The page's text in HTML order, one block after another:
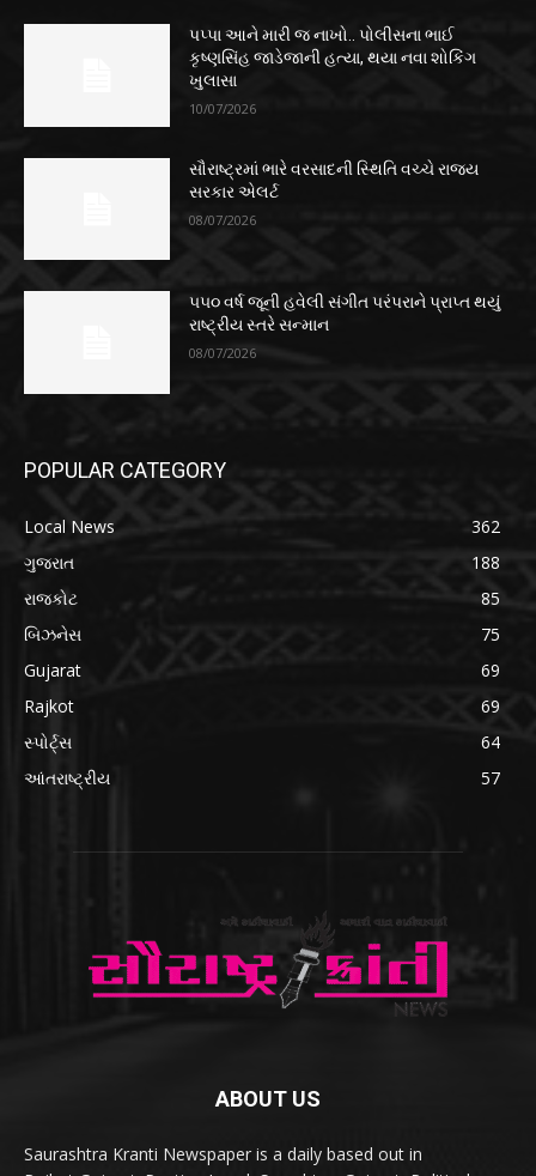
પપ્પા આને મારી જ નાખો.. પોલીસના ભાઈ
કૃષ્ણસિંહ જાડેજાની હત્યા, થયા નવા શોકિંગ
ખુલાસા
10/07/2026
સૌરાષ્ટ્રમાં ભારે વરસાદની સ્થિતિ વચ્ચે રાજ્ય
સરકાર એલર્ટ
08/07/2026
૫૫૦ વર્ષ જૂની હવેલી સંગીત પરંપરાને પ્રાપ્ત થયું
રાષ્ટ્રીય સ્તરે સન્માન
08/07/2026
POPULAR CATEGORY
Local News
362
ગુજરાત
188
રાજકોટ
85
બિઝનેસ
75
Gujarat
69
Rajkot
69
સ્પોર્ટ્સ
64
આંતરાષ્ટ્રીય
57
ABOUT US
Saurashtra Kranti Newspaper is a daily based out in